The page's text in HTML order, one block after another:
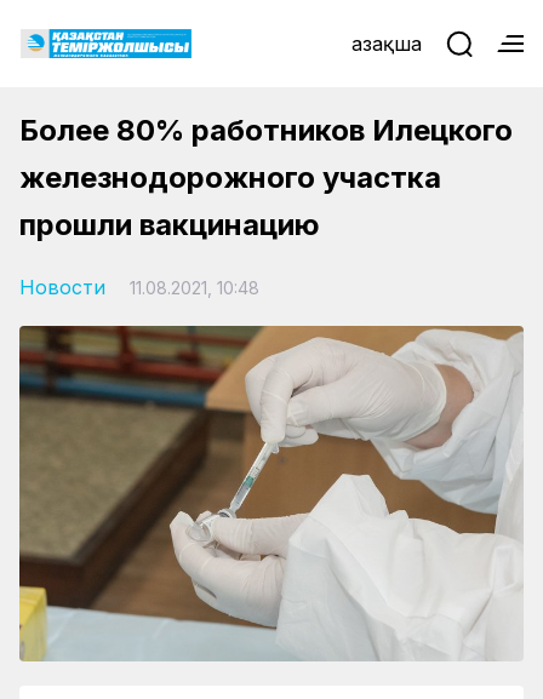
Қазақша
Более 80% работников Илецкого
железнодорожного участка
прошли вакцинацию
Новости 11.08.2021, 10:48